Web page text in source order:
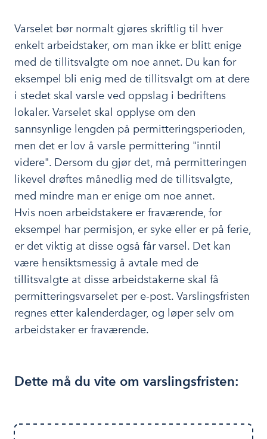
Varselet bør normalt gjøres skriftlig til hver
enkelt arbeidstaker, om man ikke er blitt enige
med de tillitsvalgte om noe annet. Du kan for
eksempel bli enig med de tillitsvalgt om at dere
i stedet skal varsle ved oppslag i bedriftens
lokaler. Varselet skal opplyse om den
sannsynlige lengden på permitteringsperioden,
men det er lov å varsle permittering "inntil
videre". Dersom du gjør det, må permitteringen
likevel drøftes månedlig med de tillitsvalgte,
med mindre man er enige om noe annet.
Hvis noen arbeidstakere er fraværende, for
eksempel har permisjon, er syke eller er på ferie,
er det viktig at disse også får varsel. Det kan
være hensiktsmessig å avtale med de
tillitsvalgte at disse arbeidstakerne skal få
permitteringsvarselet per e-post. Varslingsfristen
regnes etter kalenderdager, og løper selv om
arbeidstaker er fraværende.
Dette må du vite om varslingsfristen: